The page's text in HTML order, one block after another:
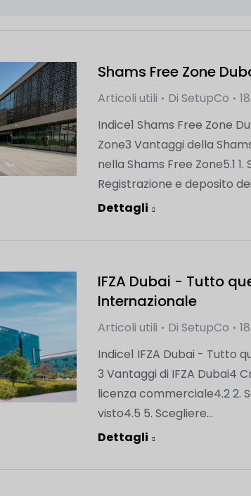
Shams Free Zone
Articoli utili Di SetupCo
Indice1 Shams Free Zone
Zone3 Vantaggi della
nella Shams Free Zone5.1
Registrazione e deposito
Dettagli
IFZA Dubai - Tutto
Internazionale
Articoli utili Di SetupCo
Indice1 IFZA Dubai - Tutto
3 Vantaggi di IFZA Dubai4
licenza commerciale4.2 2.
visto4.5 5. Scegliere...
Dettagli